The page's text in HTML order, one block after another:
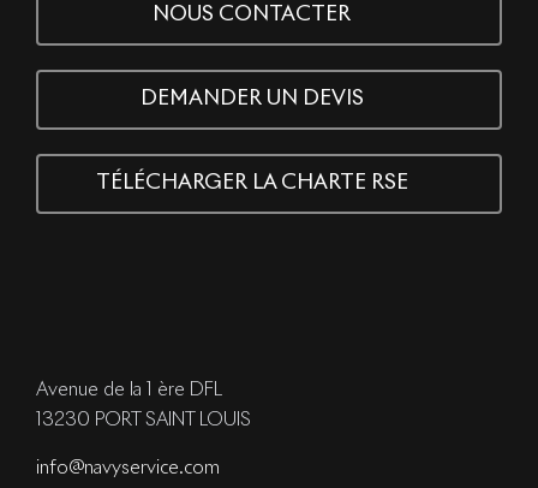
NOUS CONTACTER
DEMANDER UN DEVIS
TÉLÉCHARGER LA CHARTE RSE
Avenue de la 1 ère DFL
13230 PORT SAINT LOUIS
info@navyservice.com